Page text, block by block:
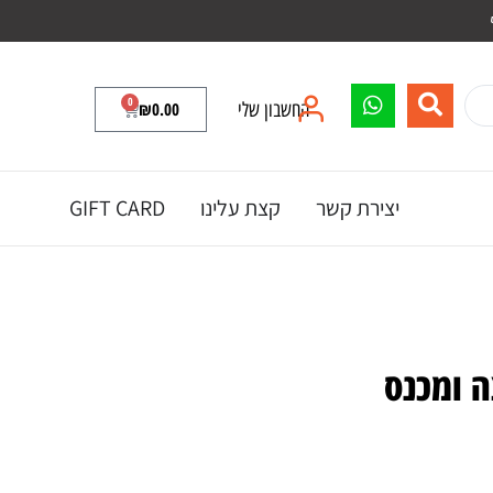
החשבון שלי ₪0.00
0
יצירת קשר קצת עלינו GIFT CARD
ומכנס